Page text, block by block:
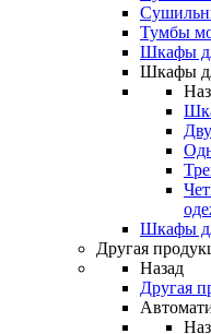
Тумбы
Шкафы
Шкафы
Шкафы
Другая
Назад
Другая